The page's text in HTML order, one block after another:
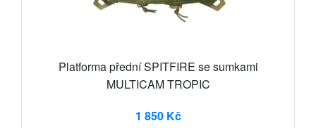
Platforma přední SPITFIRE se sumkami
MULTICAM TROPIC
1 850 Kč